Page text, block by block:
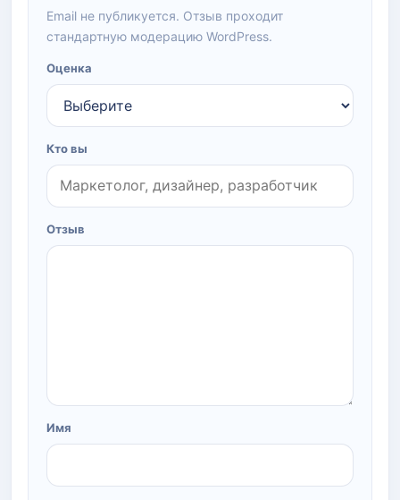
Email не публикуется. Отзыв проходит
стандартную модерацию WordPress.
Оценка
Кто вы
Отзыв
Имя